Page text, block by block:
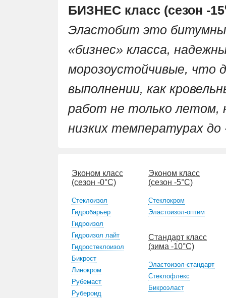
БИЗНЕС класс (сезон -15
Эластобит это
«бизнес» класса,
морозоустойчивые, что
выполнении, как
работ не только летом,
низких температурах до
Эконом класс
(сезон -0°С)
Стеклоизол
Гидробарьер
Гидроизол
Гидроизол лайт
Гидростеклоизол
Бикрост
Линокром
Рубемаст
Рубероид
Эконом класс
(сезон -5°С)
Стеклокром
Эластоизол-оптим
Стандарт класс
(зима -10°С)
Эластоизол-стандарт
Стеклофлекс
Бикроэласт